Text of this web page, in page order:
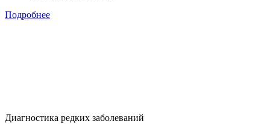
Подробнее
Диагностика редких заболеваний